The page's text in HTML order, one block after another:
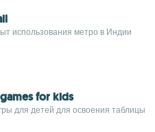
использования метро в Индии
for kids
для детей для освоения таблицы